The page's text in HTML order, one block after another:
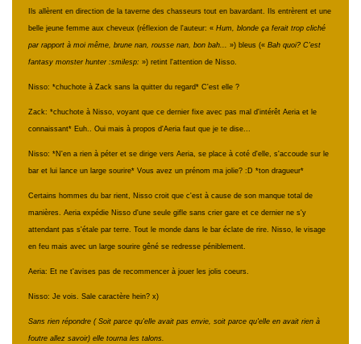
Ils allèrent en direction de la taverne des chasseurs tout en bavardant. Ils entrèrent et une
belle jeune femme aux cheveux (réflexion de l'auteur: « Hum, blonde ça ferait trop cliché
par rapport à moi même, brune nan, rousse nan, bon bah... ») bleus (« Bah quoi? C'est
fantasy monster hunter :smilesp: ») retint l'attention de Nisso.
Nisso: *chuchote à Zack sans la quitter du regard* C'est elle ?
Zack: *chuchote à Nisso, voyant que ce dernier fixe avec pas mal d'intérêt Aeria et le
connaissant* Euh.. Oui mais à propos d'Aeria faut que je te dise...
Nisso: *N'en a rien à péter et se dirige vers Aeria, se place à coté d'elle, s'accoude sur le
bar et lui lance un large sourire* Vous avez un prénom ma jolie? :D *ton dragueur*
Certains hommes du bar rient, Nisso croit que c'est à cause de son manque total de
manières. Aeria expédie Nisso d'une seule gifle sans crier gare et ce dernier ne s'y
attendant pas s'étale par terre. Tout le monde dans le bar éclate de rire. Nisso, le visage
en feu mais avec un large sourire gêné se redresse péniblement.
Aeria: Et ne t'avises pas de recommencer à jouer les jolis coeurs.
Nisso: Je vois. Sale caractère hein? x)
Sans rien répondre ( Soit parce qu'elle avait pas envie, soit parce qu'elle en avait rien à
foutre allez savoir) elle tourna les talons.